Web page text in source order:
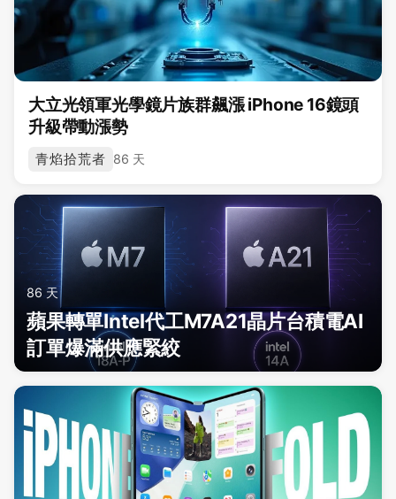
大立光領軍光學鏡片族群飆漲 iPhone 16鏡頭
升級帶動漲勢
青焰拾荒者 86 天
86 天
蘋果轉單Intel代工M7A21晶片台積電AI
訂單爆滿供應緊絞